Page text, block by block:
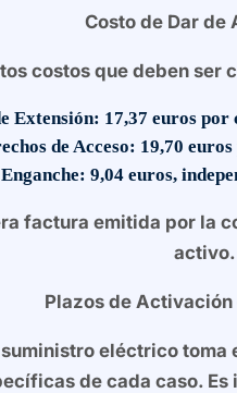
Costo de Dar de
costos que deben
Extensión: 17,37 euros
de Acceso: 19,70
9,04 euros,
factura emitida por la
activo.
Plazos de
eléctrico
de cada caso.